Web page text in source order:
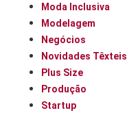
Moda Inclusiva
Modelagem
Negócios
Novidades Têxteis
Plus Size
Produção
Startup